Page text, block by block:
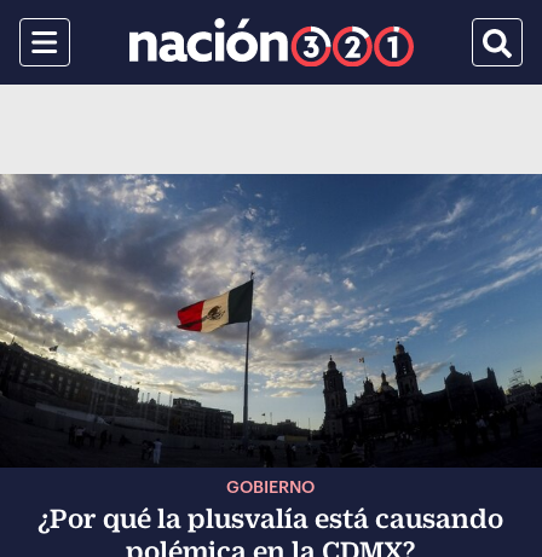
Menu
GOBIERNO
¿Por qué la plusvalía está causando